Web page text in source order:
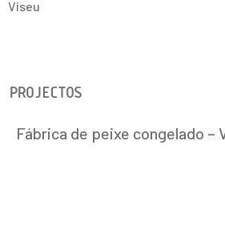
Viseu
PROJECTOS
Fábrica de peixe congelado –